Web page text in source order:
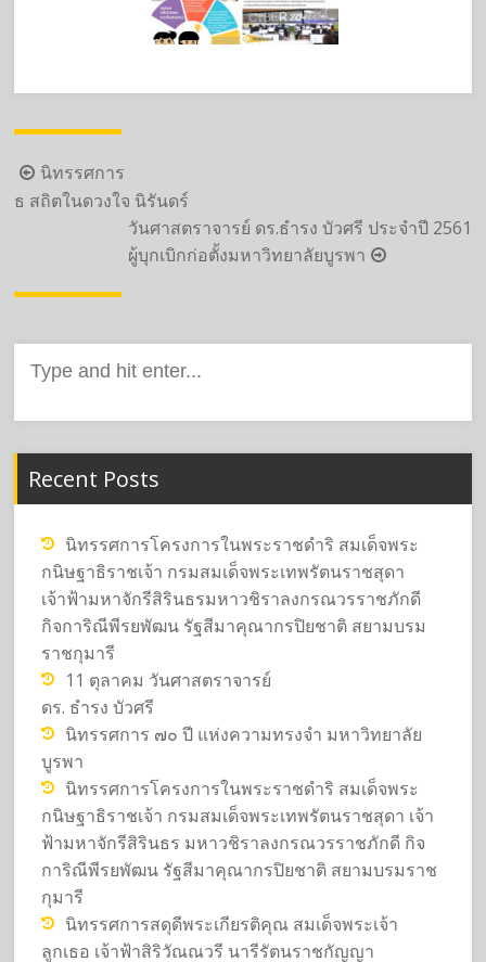
Post
navigation
นิทรรศการ
ธ สถิตในดวงใจ นิรันดร์
วันศาสตราจารย์ ดร.ธำรง บัวศรี ประจำปี 2561
ผู้บุกเบิกก่อตั้งมหาวิทยาลัยบูรพา
for:
Recent Posts
นิทรรศการโครงการในพระราชดำริ สมเด็จพระ
กนิษฐาธิราชเจ้า กรมสมเด็จพระเทพรัตนราชสุดา
เจ้าฟ้ามหาจักรีสิรินธรมหาวชิราลงกรณวรราชภักดี
กิจการิณีพีรยพัฒน รัฐสีมาคุณากรปิยชาติ สยามบรม
ราชกุมารี
11 ตุลาคม วันศาสตราจารย์
ดร. ธำรง บัวศรี
นิทรรศการ ๗๐ ปี แห่งความทรงจำ มหาวิทยาลัย
บูรพา
นิทรรศการโครงการในพระราชดำริ สมเด็จพระ
กนิษฐาธิราชเจ้า กรมสมเด็จพระเทพรัตนราชสุดา เจ้า
ฟ้ามหาจักรีสิรินธร มหาวชิราลงกรณวรราชภักดี กิจ
การิณีพีรยพัฒน รัฐสีมาคุณากรปิยชาติ สยามบรมราช
กุมารี
นิทรรศการสดุดีพระเกียรติคุณ สมเด็จพระเจ้า
ลูกเธอ เจ้าฟ้าสิริวัณณวรี นารีรัตนราชกัญญา